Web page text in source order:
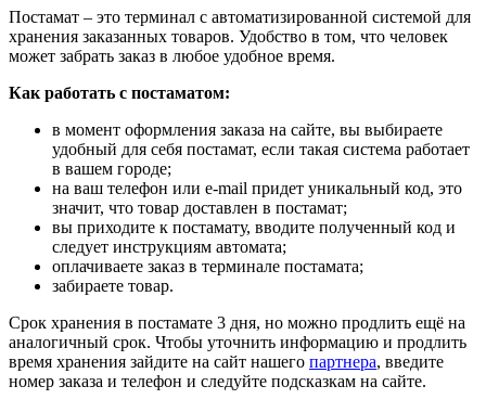
Постамат – это терминал с автоматизированной системой для
хранения заказанных товаров. Удобство в том, что человек
может забрать заказ в любое удобное время.
Как работать с постаматом:
в момент оформления заказа на сайте, вы выбираете
удобный для себя постамат, если такая система работает
в вашем городе;
на ваш телефон или e-mail придет уникальный код, это
значит, что товар доставлен в постамат;
вы приходите к постамату, вводите полученный код и
следует инструкциям автомата;
оплачиваете заказ в терминале постамата;
забираете товар.
Срок хранения в постамате 3 дня, но можно продлить ещё на
аналогичный срок. Чтобы уточнить информацию и продлить
время хранения зайдите на сайт нашего партнера, введите
номер заказа и телефон и следуйте подсказкам на сайте.